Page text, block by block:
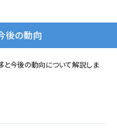
後の動向
と今後の動向について解説しま